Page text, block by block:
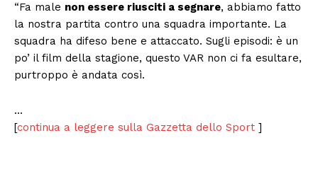
“Fa male non essere riusciti a segnare, abbiamo fatto
la nostra partita contro una squadra importante. La
squadra ha difeso bene e attaccato. Sugli episodi: è un
po’ il film della stagione, questo VAR non ci fa esultare,
purtroppo è andata così.
…
[continua a leggere sulla Gazzetta dello Sport ]